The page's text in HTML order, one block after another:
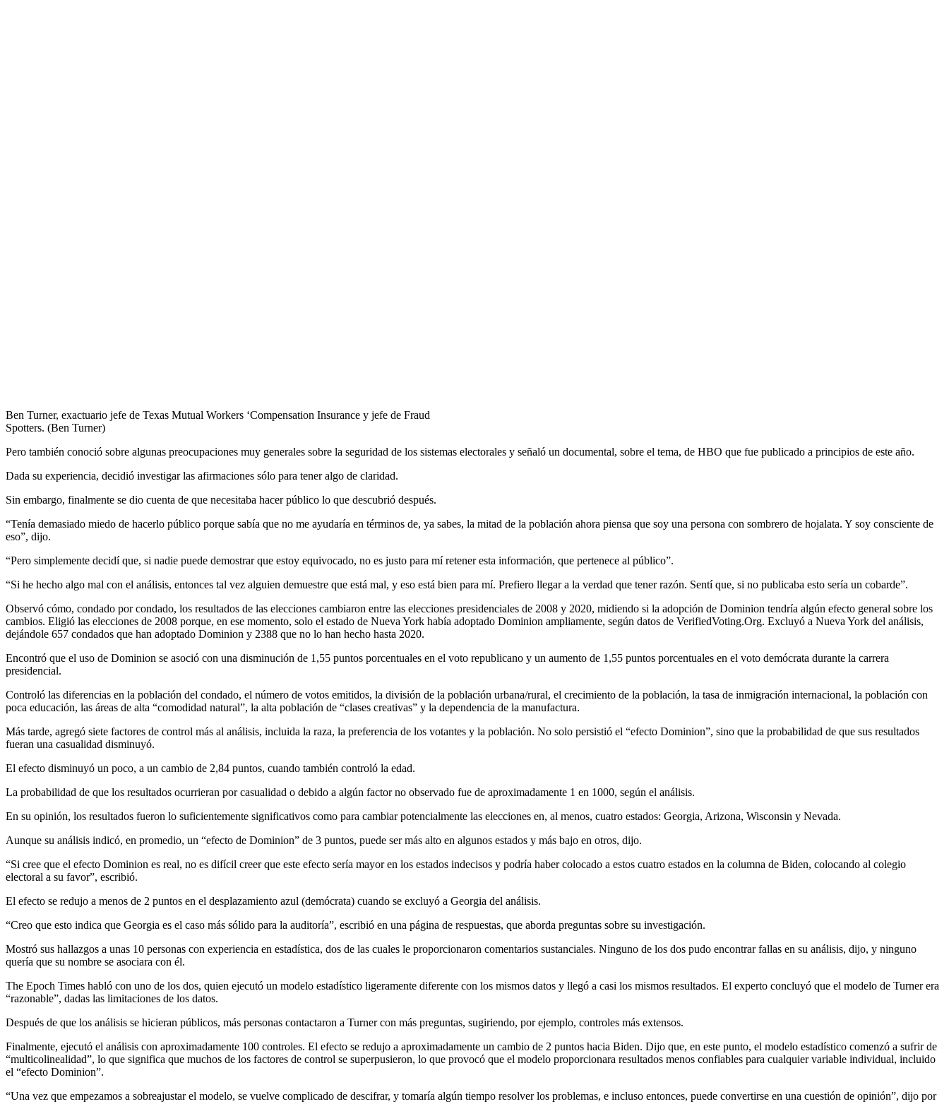
Ben Turner, exactuario jefe de Texas Mutual Workers ‘Compensation Insurance y jefe de Fraud
Spotters. (Ben Turner)
Pero también conoció sobre algunas preocupaciones muy generales sobre la seguridad de los sistemas electorales y señaló un documental, sobre el tema, de HBO que fue publicado a principios de este año.
Dada su experiencia, decidió investigar las afirmaciones sólo para tener algo de claridad.
Sin embargo, finalmente se dio cuenta de que necesitaba hacer público lo que descubrió después.
“Tenía demasiado miedo de hacerlo público porque sabía que no me ayudaría en términos de, ya sabes, la mitad de la población ahora piensa que soy una persona con sombrero de hojalata. Y soy consciente de
eso”, dijo.
“Pero simplemente decidí que, si nadie puede demostrar que estoy equivocado, no es justo para mí retener esta información, que pertenece al público”.
“Si he hecho algo mal con el análisis, entonces tal vez alguien demuestre que está mal, y eso está bien para mí. Prefiero llegar a la verdad que tener razón. Sentí que, si no publicaba esto sería un cobarde”.
Observó cómo, condado por condado, los resultados de las elecciones cambiaron entre las elecciones presidenciales de 2008 y 2020, midiendo si la adopción de Dominion tendría algún efecto general sobre los
cambios. Eligió las elecciones de 2008 porque, en ese momento, solo el estado de Nueva York había adoptado Dominion ampliamente, según datos de VerifiedVoting.Org. Excluyó a Nueva York del análisis,
dejándole 657 condados que han adoptado Dominion y 2388 que no lo han hecho hasta 2020.
Encontró que el uso de Dominion se asoció con una disminución de 1,55 puntos porcentuales en el voto republicano y un aumento de 1,55 puntos porcentuales en el voto demócrata durante la carrera
presidencial.
Controló las diferencias en la población del condado, el número de votos emitidos, la división de la población urbana/rural, el crecimiento de la población, la tasa de inmigración internacional, la población con
poca educación, las áreas de alta “comodidad natural”, la alta población de “clases creativas” y la dependencia de la manufactura.
Más tarde, agregó siete factores de control más al análisis, incluida la raza, la preferencia de los votantes y la población. No solo persistió el “efecto Dominion”, sino que la probabilidad de que sus resultados
fueran una casualidad disminuyó.
El efecto disminuyó un poco, a un cambio de 2,84 puntos, cuando también controló la edad.
La probabilidad de que los resultados ocurrieran por casualidad o debido a algún factor no observado fue de aproximadamente 1 en 1000, según el análisis.
En su opinión, los resultados fueron lo suficientemente significativos como para cambiar potencialmente las elecciones en, al menos, cuatro estados: Georgia, Arizona, Wisconsin y Nevada.
Aunque su análisis indicó, en promedio, un “efecto de Dominion” de 3 puntos, puede ser más alto en algunos estados y más bajo en otros, dijo.
“Si cree que el efecto Dominion es real, no es difícil creer que este efecto sería mayor en los estados indecisos y podría haber colocado a estos cuatro estados en la columna de Biden, colocando al colegio
electoral a su favor”, escribió.
El efecto se redujo a menos de 2 puntos en el desplazamiento azul (demócrata) cuando se excluyó a Georgia del análisis.
“Creo que esto indica que Georgia es el caso más sólido para la auditoría”, escribió en una página de respuestas, que aborda preguntas sobre su investigación.
Mostró sus hallazgos a unas 10 personas con experiencia en estadística, dos de las cuales le proporcionaron comentarios sustanciales. Ninguno de los dos pudo encontrar fallas en su análisis, dijo, y ninguno
quería que su nombre se asociara con él.
The Epoch Times habló con uno de los dos, quien ejecutó un modelo estadístico ligeramente diferente con los mismos datos y llegó a casi los mismos resultados. El experto concluyó que el modelo de Turner era
“razonable”, dadas las limitaciones de los datos.
Después de que los análisis se hicieran públicos, más personas contactaron a Turner con más preguntas, sugiriendo, por ejemplo, controles más extensos.
Finalmente, ejecutó el análisis con aproximadamente 100 controles. El efecto se redujo a aproximadamente un cambio de 2 puntos hacia Biden. Dijo que, en este punto, el modelo estadístico comenzó a sufrir de
“multicolinealidad”, lo que significa que muchos de los factores de control se superpusieron, lo que provocó que el modelo proporcionara resultados menos confiables para cualquier variable individual, incluido
el “efecto Dominion”.
“Una vez que empezamos a sobreajustar el modelo, se vuelve complicado de descifrar, y tomaría algún tiempo resolver los problemas, e incluso entonces, puede convertirse en una cuestión de opinión”, dijo por